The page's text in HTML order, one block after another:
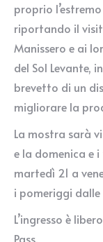
proprio
riportando il
Manissero e ai
del Sol Levante,
brevetto di un
migliorare la
La mostra sarà
e la domenica e
martedì 21 a
i pomeriggi
L’ingresso è
Pass.